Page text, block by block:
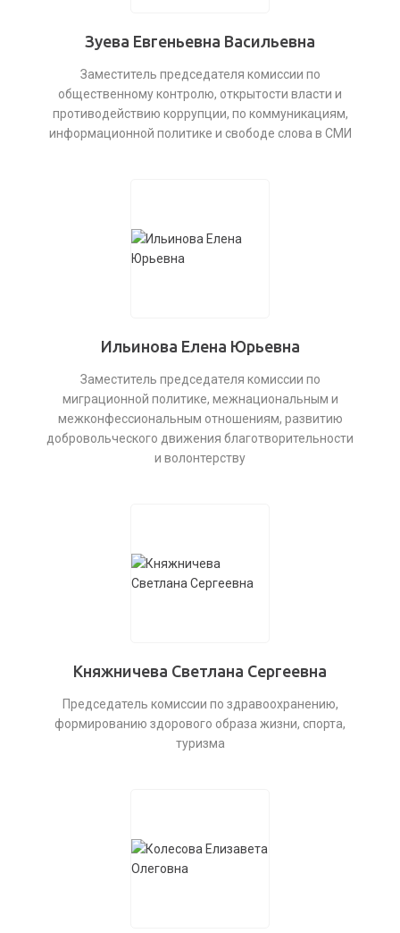
Зуева Евгеньевна Васильевна
Заместитель председателя комиссии по
общественному контролю, открытости власти и
противодействию коррупции, по коммуникациям,
информационной политике и свободе слова в СМИ
Ильинова Елена Юрьевна
Заместитель председателя комиссии по
миграционной политике, межнациональным и
межконфессиональным отношениям, развитию
добровольческого движения благотворительности
и волонтерству
Княжничева Светлана Сергеевна
Председатель комиссии по здравоохранению,
формированию здорового образа жизни, спорта,
туризма